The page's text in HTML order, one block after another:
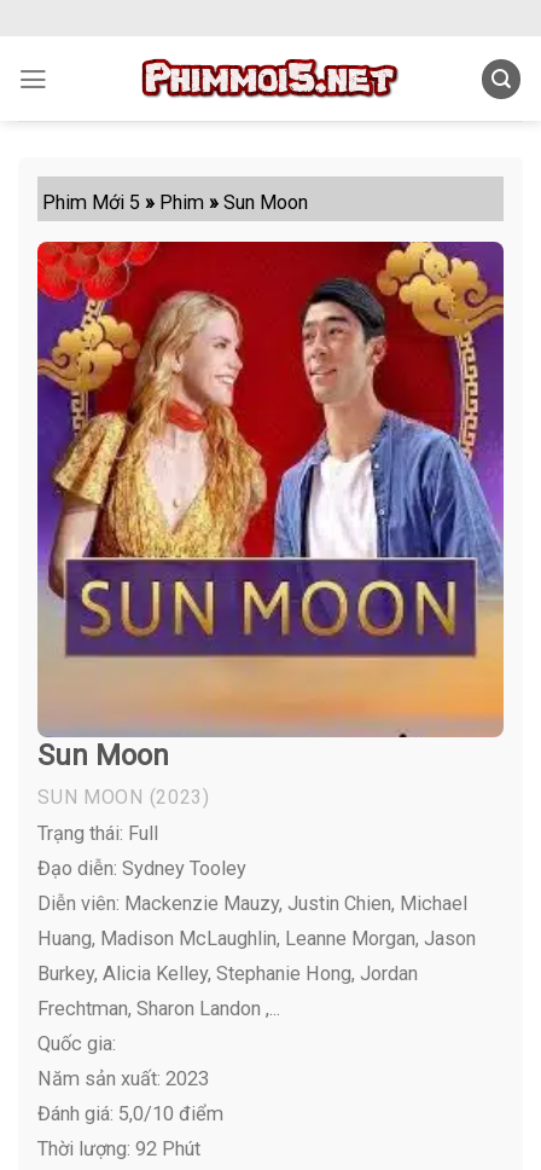
content
Phim Mới 5 » Phim »Sun Moon
Sun Moon
SUN MOON (2023)
Trạng thái: Full
Đạo diễn: Sydney Tooley
Diễn viên: Mackenzie Mauzy, Justin Chien, Michael
Huang, Madison McLaughlin, Leanne Morgan, Jason
Burkey, Alicia Kelley, Stephanie Hong, Jordan
Frechtman, Sharon Landon ,...
Quốc gia:
Năm sản xuất: 2023
Đánh giá: 5,0/10 điểm
Thời lượng: 92 Phút